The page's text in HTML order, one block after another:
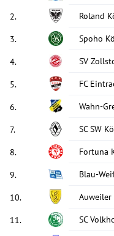
2. Roland
3. Spoho
4. SV
5. FC
6. Wahn-
7. SC SW
8. Fortuna
9. Blau-
10. Auweiler
11. SC